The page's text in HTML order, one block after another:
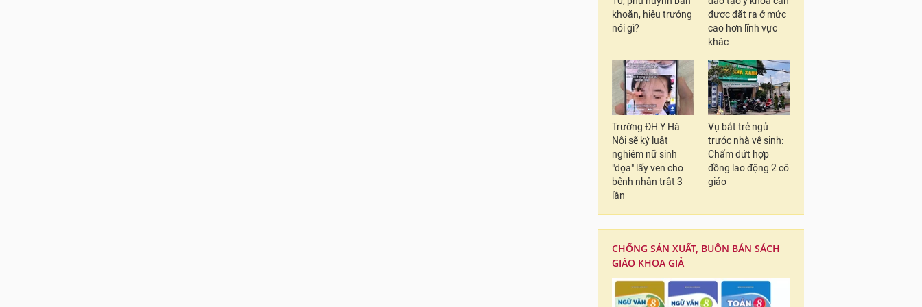
khoăn, hiệu trưởng
nói gì?
được đặt ra ở mức
cao hơn lĩnh vực
khác
Trường ĐH Y Hà
Nội sẽ kỷ luật
nghiêm nữ sinh
"dọa" lấy ven cho
bệnh nhân trật 3
lần
Vụ bắt trẻ ngủ
trước nhà vệ sinh:
Chấm dứt hợp
đồng lao động 2 cô
giáo
CHỐNG SẢN XUẤT, BUÔN BÁN SÁCH
GIÁO KHOA GIẢ